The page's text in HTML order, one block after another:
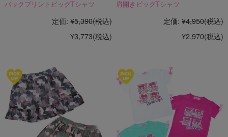
バックプリントビッグTシャツ
定価: ¥5,390(税込)
¥3,773(税込)
肩開きビッグTシャツ
定価: ¥4,950(税込)
¥2,970(税込)